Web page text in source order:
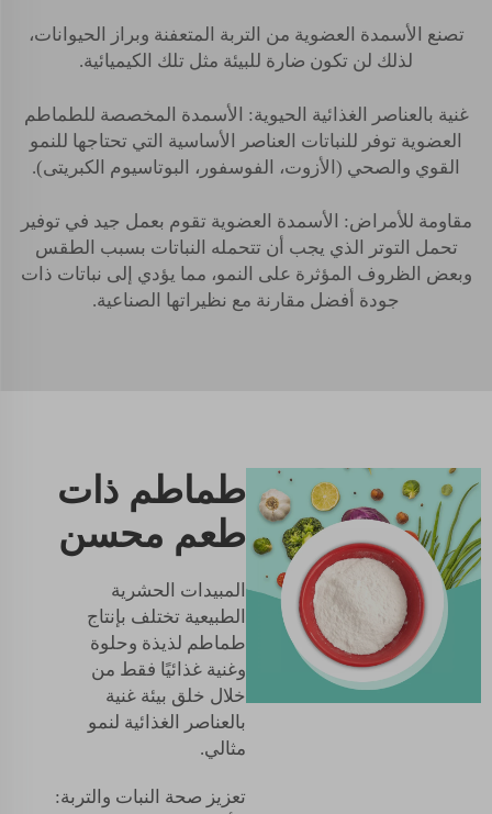
تصنع الأسمدة العضوية من التربة المتعفنة وبراز الحيوانات،
لذلك لن تكون ضارة للبيئة مثل تلك الكيميائية.
غنية بالعناصر الغذائية الحيوية: الأسمدة المخصصة للطماطم
العضوية توفر للنباتات العناصر الأساسية التي تحتاجها للنمو
القوي والصحي (الأزوت، الفوسفور، البوتاسيوم الكبريتى).
مقاومة للأمراض: الأسمدة العضوية تقوم بعمل جيد في توفير
تحمل التوتر الذي يجب أن تتحمله النباتات بسبب الطقس
وبعض الظروف المؤثرة على النمو، مما يؤدي إلى نباتات ذات
جودة أفضل مقارنة مع نظيراتها الصناعية.
طماطم ذات
طعم محسن
المبيدات الحشرية
الطبيعية تختلف بإنتاج
طماطم لذيذة وحلوة
وغنية غذائيًا فقط من
خلال خلق بيئة غنية
بالعناصر الغذائية لنمو
مثالي.
تعزيز صحة النبات والتربة: